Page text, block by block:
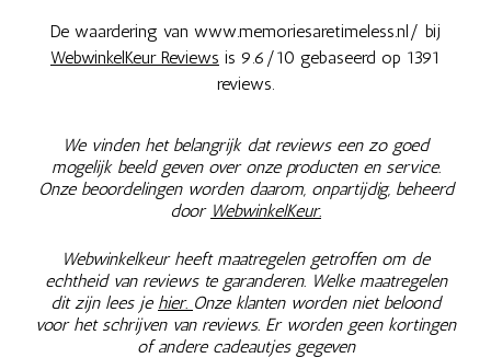
De waardering van www.memoriesaretimeless.nl/ bij
WebwinkelKeur Reviews is 9.6/10 gebaseerd op 1391
reviews.
We vinden het belangrijk dat reviews een zo goed
mogelijk beeld geven over onze producten en service.
Onze beoordelingen worden daarom, onpartijdig, beheerd
door WebwinkelKeur.
Webwinkelkeur heeft maatregelen getroffen om de
echtheid van reviews te garanderen. Welke maatregelen
dit zijn lees je hier. Onze klanten worden niet beloond
voor het schrijven van reviews. Er worden geen kortingen
of andere cadeautjes gegeven